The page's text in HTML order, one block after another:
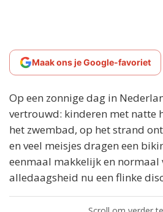
Maak ons je Google-favoriet
Op een zonnige dag in
vertrouwd: kinderen met natte
het zwembad, op het strand
en veel meisjes dragen een
eenmaal makkelijk en normaal
alledaagsheid nu een flinke